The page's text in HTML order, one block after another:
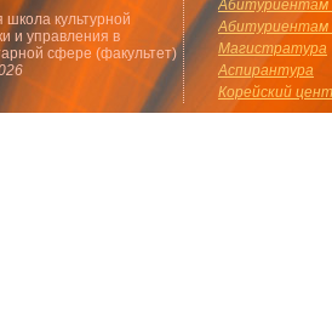
культурной
и управления в
сфере (факультет)
Абитуриентам
Абитуриентам
Магистратура
Аспирантура
Корейский